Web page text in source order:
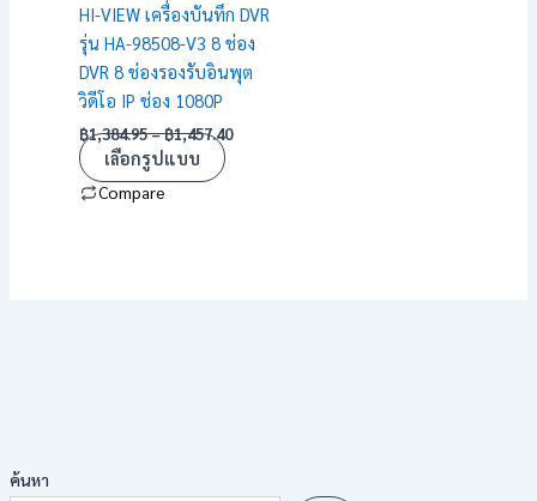
ค้นหา
HI-VIEW เครื่องบันทึก DVR
รุ่น HA-98508-V3 8 ช่อง
DVR 8 ช่องรองรับอินพุต
วิดีโอ IP ช่อง 1080P
฿1,384.95–฿1,457.40
เลือกรูปแบบ
Compare
be
chosen
on
the
product
page